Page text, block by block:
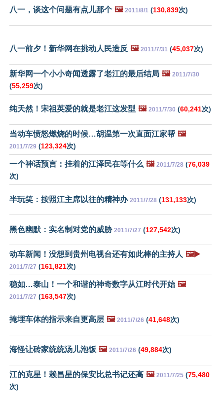
八一，谈这个问题有点儿那个 🖼️ 2011/8/1 (130,839次)
八一前夕！新华网在挑动人民造反 🖼️ 2011/7/31 (45,037次)
新华网一个小小奇闻透露了老江的最后结局 🖼️ 2011/7/30
(55,259次)
纯天然！宋祖英爱的就是老江这发型 🖼️ 2011/7/30 (60,241次)
当动车愤怒燃烧的时候…胡温第一次直面江家帮 🖼️
2011/7/29 (123,324次)
一个神话预言：挂着的江泽民在等什么 🖼️ 2011/7/28 (76,039
次)
半玩笑：按照江主席以往的精神办 2011/7/28 (131,133次)
黑色幽默：实名制对党的威胁 2011/7/27 (127,542次)
动车新闻！没想到贵州电视台还有如此棒的主持人 🖼️▶️
2011/7/27 (161,821次)
稳如…泰山！一个和谐的神奇数字从江时代开始 🖼️
2011/7/27 (163,547次)
掩埋车体的指示来自更高层 🖼️ 2011/7/26 (41,648次)
海怪让砖家统统汤儿泡饭 🖼️ 2011/7/26 (49,884次)
江的克星！赖昌星的保安比总书记还高 🖼️ 2011/7/25 (75,480
次)